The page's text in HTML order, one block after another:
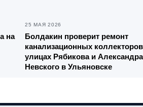
на
25 МАЯ 2026
Болдакин проверит ремонт
канализационных
улицах Рябикова и Александра
Невского в Ульяновске